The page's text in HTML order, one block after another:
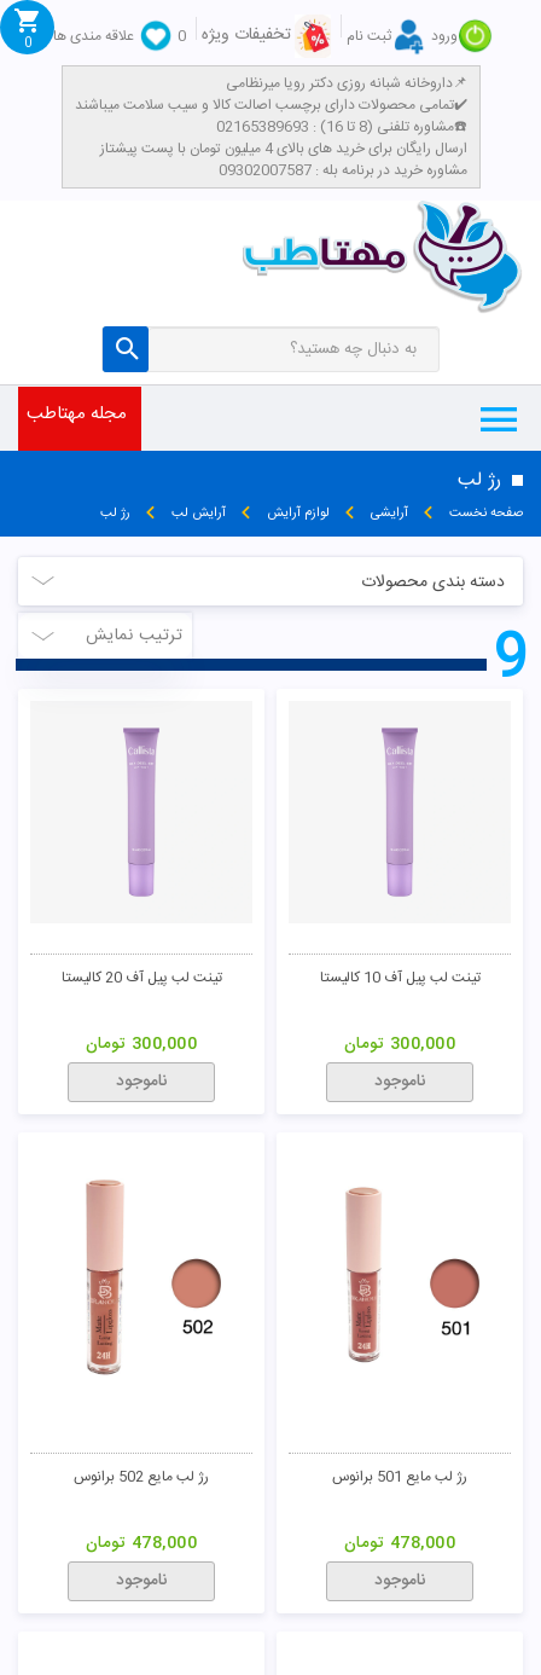
ورود ثبت نام تخفیفات ویژه 0
علاقه مندی ها
داروخانه شبانه روزی دکتر رویا میرنظامی📌
تمامی محصولات دارای برچسب اصالت کالا و سیب سلامت میباشند✔️
مشاوره تلفنی (8 تا 16) : 02165389693☎️
​ارسال رایگان برای خرید های بالای 4 میلیون تومان با پست پیشتاز
مشاوره خرید در برنامه بله : 09302007587
0
مجله مهتاطب
رژ لب
صفحه نخست آرایشی لوازم آرایش آرایش لب رژ لب
دسته بندی محصولات
ترتیب نمایش
9
تینت لب پیل آف 10 کالیستا
300,000 تومان
ناموجود
تینت لب پیل آف 20 کالیستا
300,000 تومان
ناموجود
رژ لب مایع 501 برانوس
478,000 تومان
ناموجود
رژ لب مایع 502 برانوس
478,000 تومان
ناموجود